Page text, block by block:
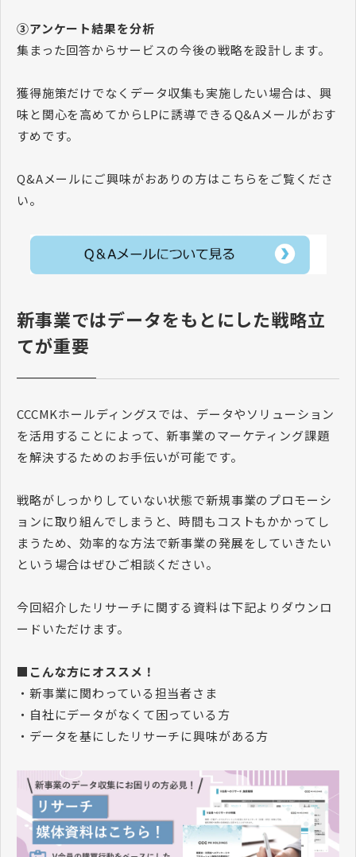
③アンケート結果を分析
集まった回答からサービスの今後の戦略を設計します。
獲得施策だけでなくデータ収集も実施したい場合は、興
味と関心を高めてからLPに誘導できるQ&Aメールがおす
すめです。
Q&Aメールにご興味がおありの方はこちらをご覧くださ
い。
新事業ではデータをもとにした戦略立
てが重要
CCCMKホールディングスでは、データやソリューション
を活用することによって、新事業のマーケティング課題
を解決するためのお手伝いが可能です。
戦略がしっかりしていない状態で新規事業のプロモーシ
ョンに取り組んでしまうと、時間もコストもかかってし
まうため、効率的な方法で新事業の発展をしていきたい
という場合はぜひご相談ください。
今回紹介したリサーチに関する資料は下記よりダウンロ
ードいただけます。
■こんな方にオススメ！
・新事業に関わっている担当者さま
・自社にデータがなくて困っている方
・データを基にしたリサーチに興味がある方